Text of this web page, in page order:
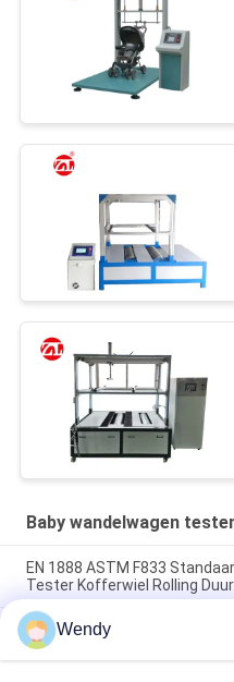
Baby wandelwagen
EN 1888 ASTM F833
Tester Kofferwiel Rolling
Het Wielschuring van de
Inspectieindustrieën en
Wendy